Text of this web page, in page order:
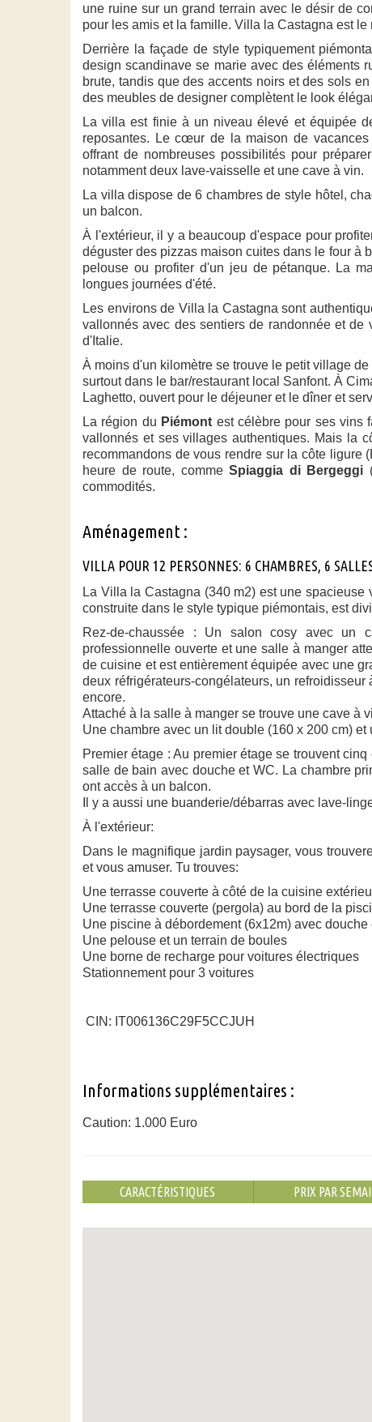
une ruine sur un grand terrain avec le désir de
pour les amis et la famille. Villa la Castagna est le
Derrière la façade de style typiquement
design scandinave se marie avec des éléments
brute, tandis que des accents noirs et des sols
des meubles de designer complètent le look
La villa est finie à un niveau élevé et équipée
reposantes. Le cœur de la maison de
offrant de nombreuses possibilités pour
notamment deux lave-vaisselle et une cave à vin.
La villa dispose de 6 chambres de style hôtel,
un balcon.
À l'extérieur, il y a beaucoup d'espace pour
déguster des pizzas maison cuites dans le four à
pelouse ou profiter d'un jeu de pétanque. La
longues journées d'été.
Les environs de Villa la Castagna sont
vallonnés avec des sentiers de randonnée et
d'Italie.
À moins d'un kilomètre se trouve le petit village de
surtout dans le bar/restaurant local Sanfont. À
Laghetto, ouvert pour le déjeuner et le dîner et
La région du Piémont est célèbre pour ses vins
vallonnés et ses villages authentiques. Mais la
recommandons de vous rendre sur la côte
heure de route, commeSpiaggia di Bergeggi
commodités.
Aménagement :
VILLA POUR 12 PERSONNES: 6 CHAMBRES, 6
La Villa la Castagna (340 m2) est une
construite dans le style typique piémontais, est
Rez-de-chaussée : Un salon cosy avec un
professionnelle ouverte et une salle à manger
de cuisine et est entièrement équipée avec une
deux réfrigérateurs-congélateurs, un
encore.
Attaché à la salle à manger se trouve une cave à
Une chambre avec un lit double (160 x 200 cm)
Premier étage : Au premier étage se trouvent
salle de bain avec douche et WC. La chambre
ont accès à un balcon.
Il y a aussi une buanderie/débarras avec lave-
À l'extérieur:
Dans le magnifique jardin paysager, vous
et vous amuser. Tu trouves:
Une terrasse couverte à côté de la cuisine
Une terrasse couverte (pergola) au bord de la
Une piscine à débordement (6x12m) avec
Une pelouse et un terrain de boules
Une borne de recharge pour voitures électriques
Stationnement pour 3 voitures
CIN: IT006136C29F5CCJUH
Informations supplémentaires :
Caution: 1.000 Euro
CARACTÉRISTIQUES PRIX PAR